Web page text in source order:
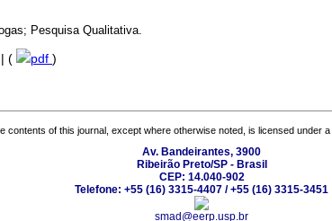
Pesquisa Qualitativa.
( pdf )
contents of this journal, except where otherwise noted, is licensed under a
Av. Bandeirantes, 3900
Ribeirão Preto/SP - Brasil
CEP: 14.040-902
Telefone: +55 (16) 3315-4407 / +55 (16) 3315-3451
smad@eerp.usp.br